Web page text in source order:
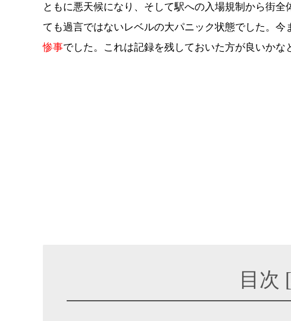
ともに悪天候になり、そして駅への入場規制から街
ても過言ではないレベルの大パニック状態でした。
惨事でした。これは記録を残しておいた方が良いかな
目次 [